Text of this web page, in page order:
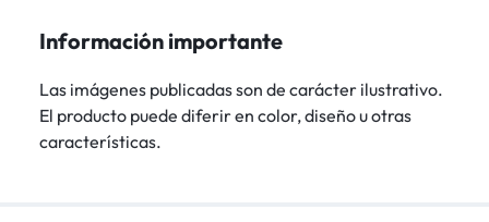
Información importante
Las imágenes publicadas son de carácter ilustrativo.
El producto puede diferir en color, diseño u otras
características.